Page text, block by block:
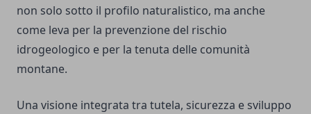
non solo sotto il profilo naturalistico, ma anche
come leva per la prevenzione del rischio
idrogeologico e per la tenuta delle comunità
montane.
Una visione integrata tra tutela, sicurezza e sviluppo